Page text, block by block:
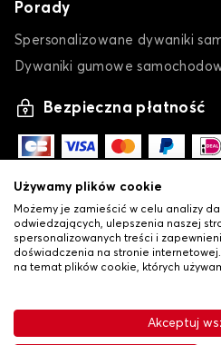
Porady
Spersonalizowane dywaniki
Dywaniki gumowe
Bezpieczna płatność
© Copyright 2026 Lovauto-
Polityka prywatności i plików
Używamy plików cookie
Możemy je zamieścić w celu analizy
odwiedzających, ulepszenia naszej
spersonalizowanych treści i
doświadczenia na stronie
na temat plików cookie, których
Akceptuj